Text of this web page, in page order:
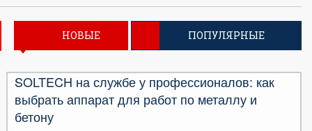
НОВЫЕ ПОПУЛЯРНЫЕ
SOLTECH на службе у профессионалов: как
выбрать аппарат для работ по металлу и
бетону